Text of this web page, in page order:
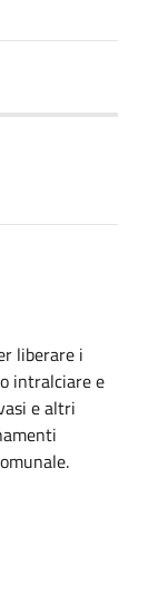
liberare i
intralciare e
e altri